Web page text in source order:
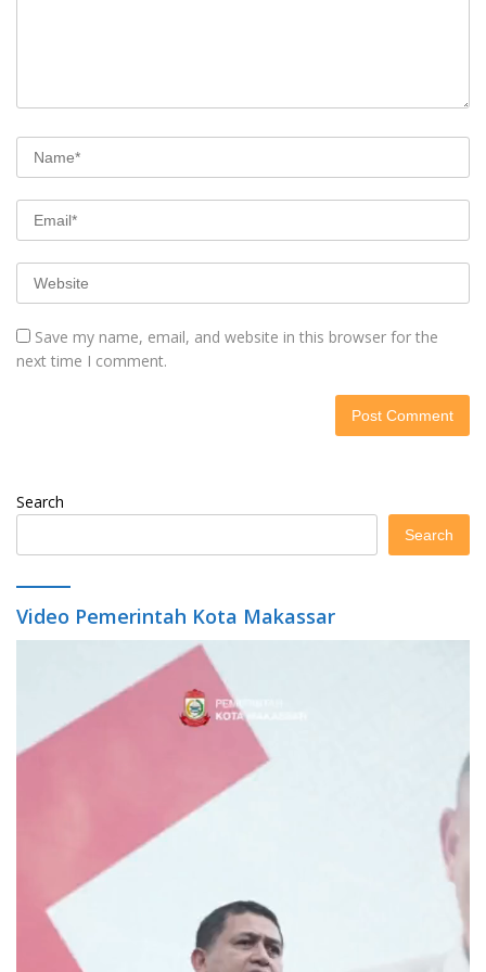
Save my name, email, and website in this browser for the
next time I comment.
Search
Search
Video Pemerintah Kota Makassar